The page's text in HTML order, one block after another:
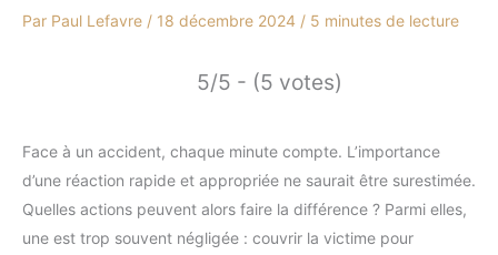
Par Paul Lefavre / 18 décembre 2024 / 5 minutes de lecture
5/5 - (5 votes)
Face à un accident, chaque minute compte. L’importance
d’une réaction rapide et appropriée ne saurait être surestimée.
Quelles actions peuvent alors faire la différence ? Parmi elles,
une est trop souvent négligée : couvrir la victime pour